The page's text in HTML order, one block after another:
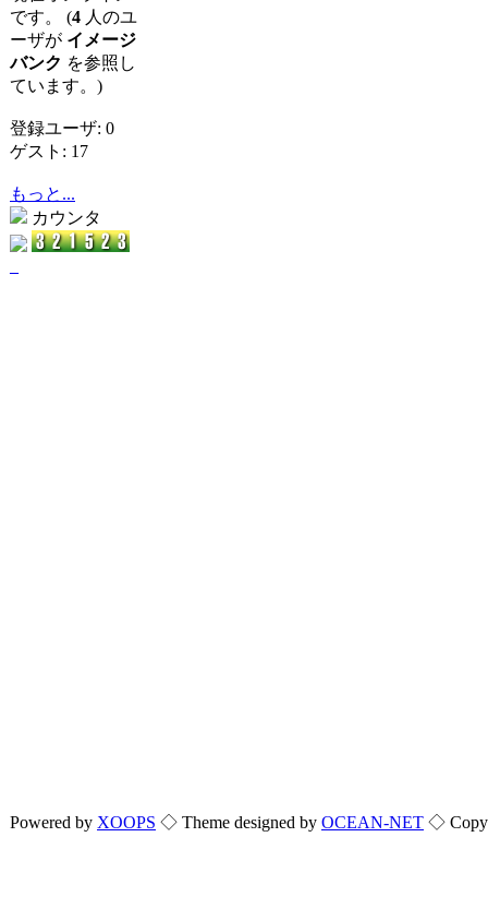
です。 (4 人のユ
ーザが イメージ
バンク を参照し
ています。)
登録ユーザ: 0
ゲスト: 17
もっと...
カウンタ
Powered by XOOPS ◇ Theme designed by OCEAN-NET ◇